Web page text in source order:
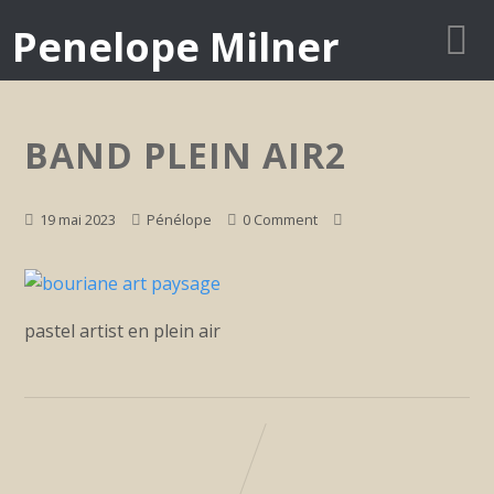
Penelope Milner
BAND PLEIN AIR2
19 mai 2023 Pénélope 0 Comment
pastel artist en plein air